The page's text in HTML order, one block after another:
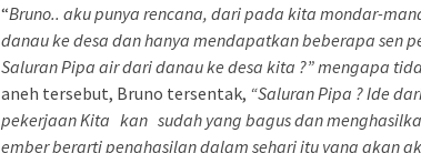
“Bruno.. aku punya rencana, dari pada kita mondar-
danau ke desa dan hanya mendapatkan beberapa sen
Saluran Pipa air dari danau ke desa kita ?”mengapa
aneh tersebut, Bruno tersentak, “Saluran Pipa ?Ide
pekerjaanKita kan sudah yang bagus dan
ember berarti penghasilandalam sehari itu yang akan